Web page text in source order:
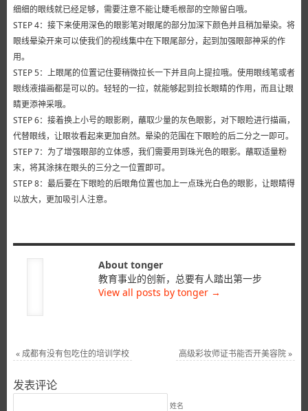
细细的眼线就已经足够，需要注意不能让睫毛根部的空隙留白哦。
STEP 4：接下来使用深色的眼影笔对眼尾的部分加深下颜色并且稍加晕染。将
眼线晕染开来可以使我们的视线集中在下眼尾部分，起到加强眼部神采的作
用。
STEP 5：上眼尾的位置记住要稍微拉长一下并且向上提拉哦。使用眼线笔或者
眼线液描画都是可以的。轻轻的一拉，就能够起到拉长眼睛的作用，而且让眼
睛更添神采哦。
STEP 6：接着换上小号的眼影刷，蘸取少量的灰色眼影，对下眼睑进行描画，
代替眼线，让眼妆看起来更加自然。晕染的范围在下眼睑的后二分之一即可。
STEP 7：为了增强眼部的立体感，我们需要用到珠光色的眼影。蘸取适量粉
末，将其涂抹在眼头的三分之一位置即可。
STEP 8：最后要在下眼睑的后眼角位置也加上一点珠光白色的眼影，让眼睛得
以放大，更加吸引人注意。
About tonger
教育事业的创新，总要有人踏出第一步
View all posts by tonger →
« 成都有没有包吃住的培训学校 高级彩妆师证书能否开美容院»
发表评论
姓名